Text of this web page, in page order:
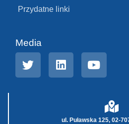
Przydatne linki
Media
ul. Puławska 125, 02-